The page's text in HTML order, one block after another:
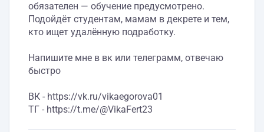
обязателен — обучение предусмотрено.
Подойдёт студентам, мамам в декрете и тем,
кто ищет удалённую подработку.
Напишите мне в вк или телеграмм, отвечаю
быстро
ВК - https://vk.ru/vikaegorova01
ТГ - https://t.me/@VikaFert23